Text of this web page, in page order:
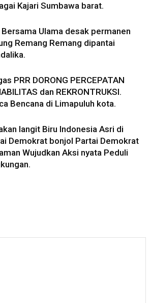
Kajari Sumbawa barat.
Bersama Ulama desak permanen
Remang Remang dipantai
PRR DORONG PERCEPATAN
dan REKRONTRUKSI.
Bencana di Limapuluh kota.
langit Biru Indonesia Asri di
Demokrat bonjol Partai Demokrat
Wujudkan Aksi nyata Peduli